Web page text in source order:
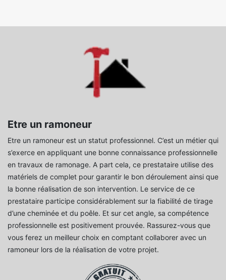
Etre un ramoneur
Etre un ramoneur est un statut professionnel. C’est un métier qui
s’exerce en appliquant une bonne connaissance professionnelle
en travaux de ramonage. A part cela, ce prestataire utilise des
matériels de complet pour garantir le bon déroulement ainsi que
la bonne réalisation de son intervention. Le service de ce
prestataire participe considérablement sur la fiabilité de tirage
d’une cheminée et du poêle. Et sur cet angle, sa compétence
professionnelle est positivement prouvée. Rassurez-vous que
vous ferez un meilleur choix en comptant collaborer avec un
ramoneur lors de la réalisation de votre projet.